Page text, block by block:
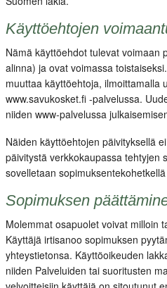
Käyttöehtojen
Nämä käyttöehdot tulevat voimaan
alinna) ja ovat voimassa
muuttaa käyttöehtoja, ilmoittamalla
www.savukosket.fi -palvelussa.
niiden www-palvelussa
Näiden käyttöehtojen päivityksellä
päivitystä verkkokaupassa tehtyjen
sovelletaan
Sopimuksen
Molemmat osapuolet voivat milloin
Käyttäjä irtisanoo sopimuksen
yhteystietonsa. Käyttöoikeuden
niiden Palveluiden tai suoritusten